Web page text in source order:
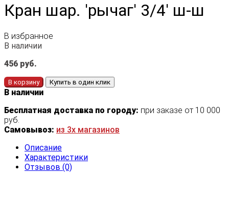
Кран шар. 'рычаг' 3/4' ш-ш
В избранное
В наличии
456 руб.
В корзину Купить в один клик
В наличии
Бесплатная доставка по городу: при заказе от 10 000
руб.
Самовывоз: из 3х магазинов
Описание
Характеристики
Отзывов (0)